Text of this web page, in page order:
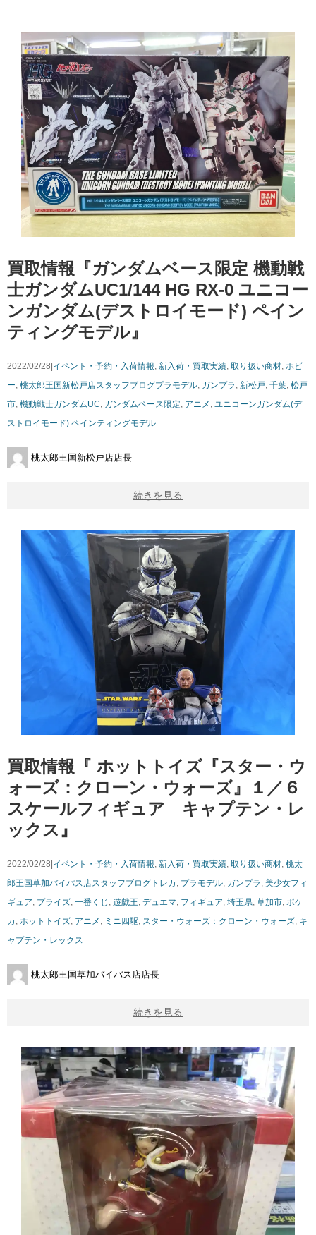
買取情報『ガンダムベース限定 ​機動戦
士ガンダムUC1/144 ​HG ​RX-0 ​ユニコー
ンガンダム(デストロイモード) ​ペイン
ティングモデル』
2022/02/28| イベント・予約・入荷情報, 新入荷・買取実績, 取り扱い商材, ホビ
ー, 桃太郎王国新松戸店スタッフブログプラモデル, ガンプラ , 新松戸, 千葉, 松戸
市, 機動戦士ガンダムUC, ガンダムベース限定, アニメ , ​ユニコーンガンダム(デ
ストロイモード) ​ペインティングモデル
桃太郎王国新松戸店店長
続きを見る
買取情報『 ホットトイズ『スター・ウ
ォーズ：クローン・ウォーズ』１／６
スケールフィギュア キャプテン・レ
ックス』
2022/02/28| イベント・予約・入荷情報, 新入荷・買取実績, 取り扱い商材, 桃太
郎王国草加バイパス店スタッフブログ トレカ , プラモデル, ガンプラ , 美少女フィ
ギュア, プライズ, 一番くじ , 遊戯王, デュエマ, フィギュア, 埼玉県, 草加市, ポケ
カ , ホットトイズ, アニメ , ミニ四駆, スター・ウォーズ：クローン・ウォーズ, キ
ャプテン・レックス
桃太郎王国草加バイパス店店長
続きを見る